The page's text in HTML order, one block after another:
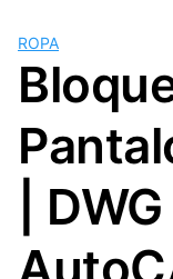
ROPA
|